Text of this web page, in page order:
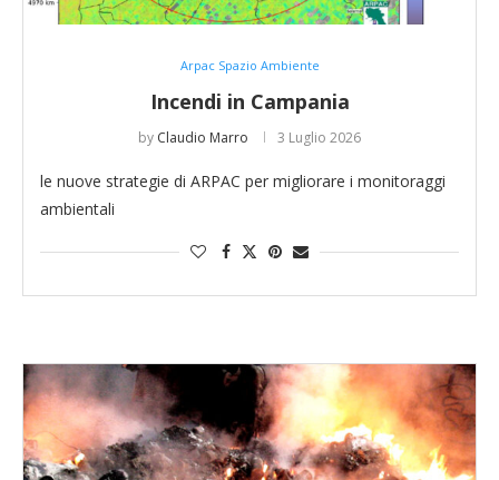
Arpac Spazio Ambiente
Incendi in Campania
by Claudio Marro 3 Luglio 2026
le nuove strategie di ARPAC per migliorare i monitoraggi
ambientali